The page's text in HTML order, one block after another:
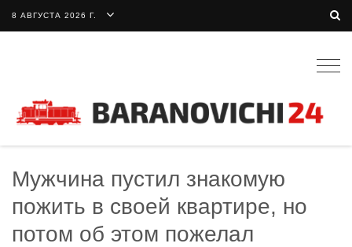
8 АВГУСТА 2026 Г.
Мужчина пустил знакомую
пожить в своей квартире, но
потом об этом пожелал